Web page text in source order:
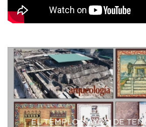
EL TEMPLO MAYOR DE